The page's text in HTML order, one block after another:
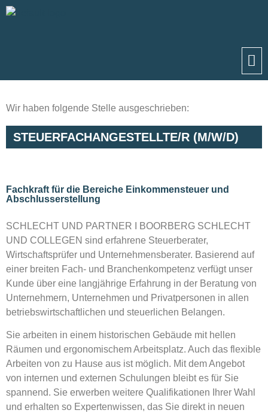
Wir haben folgende Stelle ausgeschrieben:
STEUERFACHANGESTELLTE/R (M/W/D)
Fachkraft für die Bereiche Einkommensteuer und
Abschlusserstellung
SCHLECHT UND PARTNER I BOORBERG SCHLECHT
UND COLLEGEN sind erfahrene Steuerberater,
Wirtschaftsprüfer und Unternehmensberater. Basierend auf
einer breiten Fach- und Branchenkompetenz verfügt unser
Kunde über eine langjährige Erfahrung in der Beratung von
Unternehmern, Unternehmen und Privatpersonen in allen
betriebswirtschaftlichen und steuerlichen Belangen.
Sie arbeiten in einem historischen Gebäude mit hellen
Räumen und ergonomischem Arbeitsplatz. Auch das flexible
Arbeiten von zu Hause aus ist möglich. Mit dem Angebot
von internen und externen Schulungen bleibt es für Sie
spannend. Sie erwerben weitere Qualifikationen Ihrer Wahl
und erhalten so Expertenwissen, das Sie direkt in neuen